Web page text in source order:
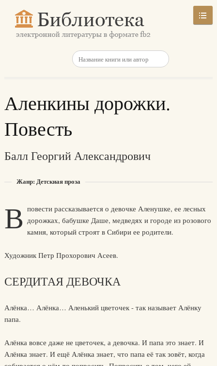
Аленкины дорожки.
Повесть
Балл Георгий Александрович
Жанр: Детскиая проза
В повести рассказывается о девочке Аленушке, ее лесных
дорожках, бабушке Даше, медведях и городе из розового
камня, который строят в Сибири ее родители.
Художник Петр Прохорович Асеев.
СЕРДИТАЯ ДЕВОЧКА
Алёнка… Алёнка… Аленький цветочек - так называет Алёнку
папа.
Алёнка вовсе даже не цветочек, а девочка. И папа это знает. И
Алёнка знает. И ещё Алёнка знает, что папа её так зовёт, когда